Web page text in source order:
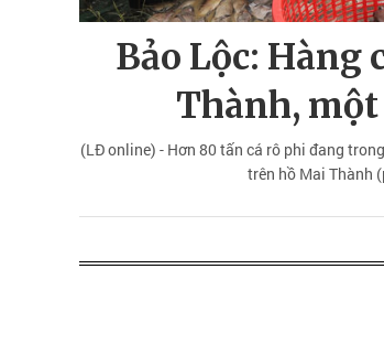
Bảo Lộc: Hàng
Thành,
(LĐ online) - Hơn 80 tấn cá rô phi đang
trên hồ Mai Thành